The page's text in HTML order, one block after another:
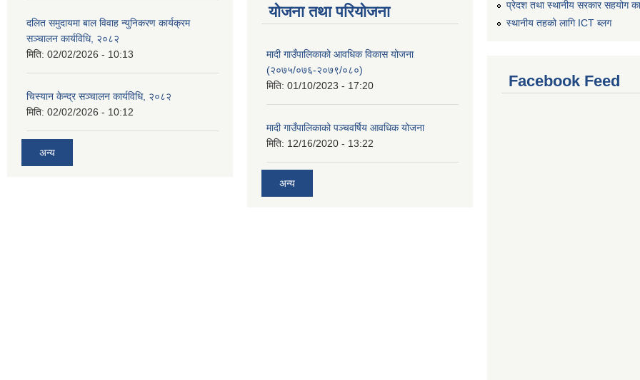
दलित समुदायमा बाल विवाह न्युनिकरण कार्यक्रम
सञ्‍चालन कार्यविधि, २०८२
मिति: 02/02/2026 - 10:13
चिस्यान केन्द्र सञ्‍चालन कार्यविधि, २०८२
मिति: 02/02/2026 - 10:12
अन्य
योजना तथा परियोजना
मादी गाउँपालिकाको आवधिक विकास योजना
(२०७५/०७६-२०७९/०८०)
मिति: 01/10/2023 - 17:20
मादी गाउँपालिकाको पञ्चवर्षिय आवधिक योजना
मिति: 12/16/2020 - 13:22
अन्य
प्रेदश तथा स्थानीय सरकार सहयोग
स्थानीय तहको लागि ICT ब्लग
Facebook Feed